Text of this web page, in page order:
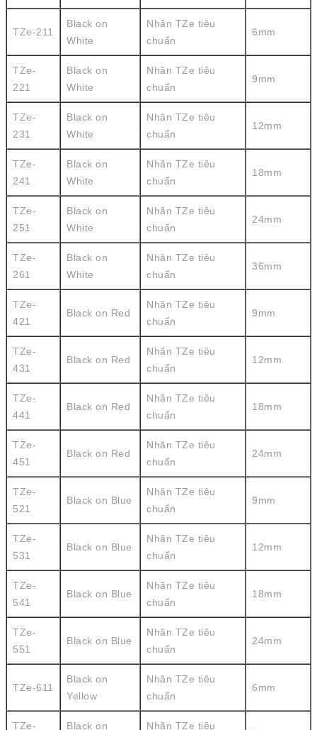
TZe-211
Black on
White
Nhãn TZe tiêu
chuẩn
6mm
TZe-
221
Black on
White
Nhãn TZe tiêu
chuẩn
9mm
TZe-
231
Black on
White
Nhãn TZe tiêu
chuẩn
12mm
TZe-
241
Black on
White
Nhãn TZe tiêu
chuẩn
18mm
TZe-
251
Black on
White
Nhãn TZe tiêu
chuẩn
24mm
TZe-
261
Black on
White
Nhãn TZe tiêu
chuẩn
36mm
TZe-
421
Black on Red
Nhãn TZe tiêu
chuẩn
9mm
TZe-
431
Black on Red
Nhãn TZe tiêu
chuẩn
12mm
TZe-
441
Black on Red
Nhãn TZe tiêu
chuẩn
18mm
TZe-
451
Black on Red
Nhãn TZe tiêu
chuẩn
24mm
TZe-
521
Black on Blue
Nhãn TZe tiêu
chuẩn
9mm
TZe-
531
Black on Blue
Nhãn TZe tiêu
chuẩn
12mm
TZe-
541
Black on Blue
Nhãn TZe tiêu
chuẩn
18mm
TZe-
551
Black on Blue
Nhãn TZe tiêu
chuẩn
24mm
TZe-611
Black on
Yellow
Nhãn TZe tiêu
chuẩn
6mm
TZe-
Black on
Nhãn TZe tiêu